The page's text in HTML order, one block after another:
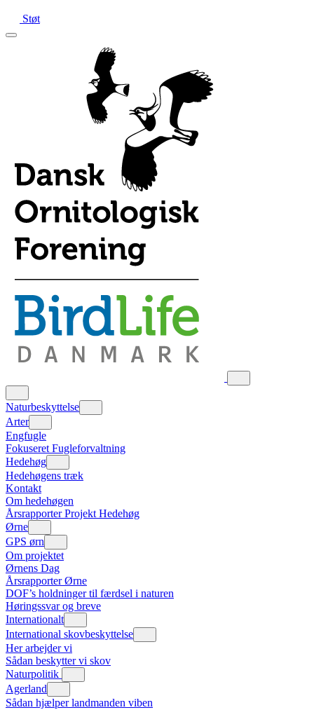
Støt
Naturbeskyttelse
Arter
Engfugle
Fokuseret Fugleforvaltning
Hedehøg
Hedehøgens træk
Kontakt
Om hedehøgen
Årsrapporter Projekt Hedehøg
Ørne
GPS ørn
Om projektet
Ørnens Dag
Årsrapporter Ørne
DOF’s holdninger til færdsel i naturen
Høringssvar og breve
Internationalt
International skovbeskyttelse
Her arbejder vi
Sådan beskytter vi skov
Naturpolitik
Agerland
Sådan hjælper landmanden viben